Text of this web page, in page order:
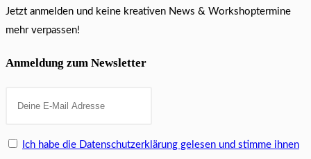
Jetzt anmelden und keine kreativen News & Workshoptermine
mehr verpassen!
Anmeldung zum Newsletter
Ich habe die Datenschutzerklärung gelesen und stimme ihnen